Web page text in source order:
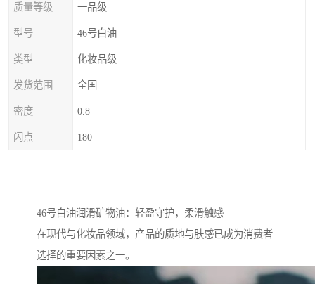
质量等级 一品级
型号 46号白油
类型 化妆品级
发货范围 全国
密度 0.8
闪点 180
46号白油润滑矿物油：轻盈守护，柔滑触感
在现代与化妆品领域，产品的质地与肤感已成为消费者
选择的重要因素之一。